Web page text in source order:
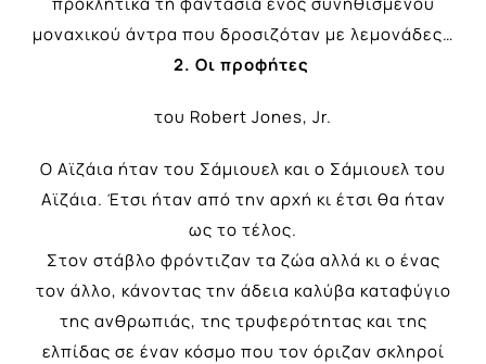
μοναχικού άντρα που δροσιζόταν με λεμονάδες…
2. Οι προφήτες
του Robert Jones, Jr.
Ο Αϊζάια ήταν του Σάμιουελ και ο Σάμιουελ του
Αϊζάια. Έτσι ήταν από την αρχή κι έτσι θα ήταν
ως το τέλος.
Στον στάβλο φρόντιζαν τα ζώα αλλά κι ο ένας
τον άλλο, κάνοντας την άδεια καλύβα καταφύγιο
της ανθρωπιάς, της τρυφερότητας και της
ελπίδας σε έναν κόσμο που τον όριζαν σκληροί